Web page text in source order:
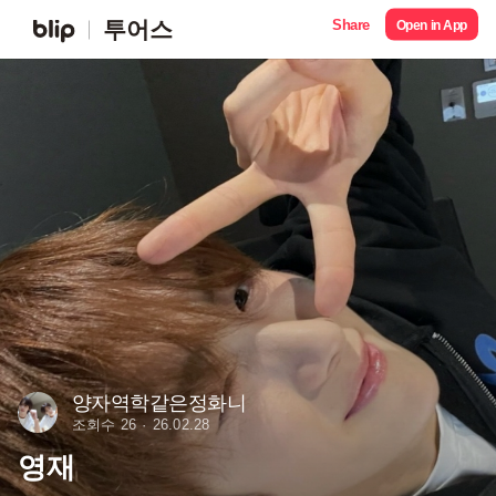
투어스 Share Open in App
양자역학같은정화니
조회수 26 26.02.28
영재